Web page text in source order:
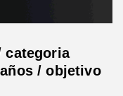
categoria
/ objetivo